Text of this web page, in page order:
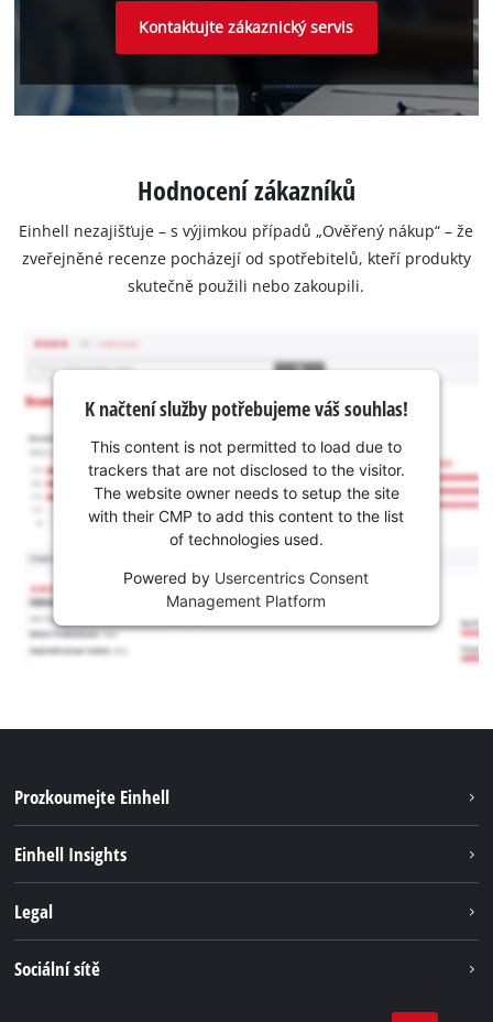
Kontaktujte zákaznický servis
Hodnocení zákazníků
Einhell nezajišťuje – s výjimkou případů „Ověřený nákup“ – že
zveřejněné recenze pocházejí od spotřebitelů, kteří produkty
skutečně použili nebo zakoupili.
K načtení služby potřebujeme váš souhlas!
This content is not permitted to load due to
trackers that are not disclosed to the visitor.
The website owner needs to setup the site
with their CMP to add this content to the list
of technologies used.
Powered by Usercentrics Consent
Management Platform
Prozkoumejte Einhell
Systém akumulátorů
Einhell Insights
Legal
Sociální sítě